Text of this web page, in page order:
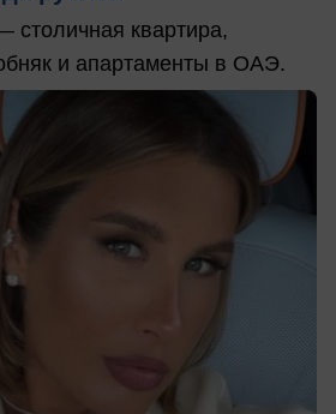
столичная квартира,
и апартаменты в ОАЭ.